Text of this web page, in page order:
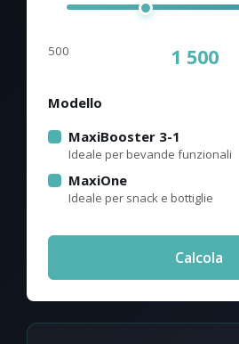
500 1 500
Modello
MaxiBooster 3-1
Ideale per bevande funzionali
MaxiOne
Ideale per snack e bottiglie
Calcola